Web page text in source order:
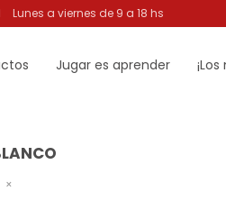
Jugar es aprender
Lunes a viernes de 9 a 18 hs